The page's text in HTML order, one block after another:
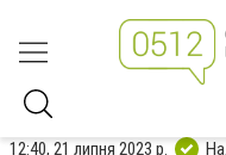
12:40, 21 липня 2023 р.